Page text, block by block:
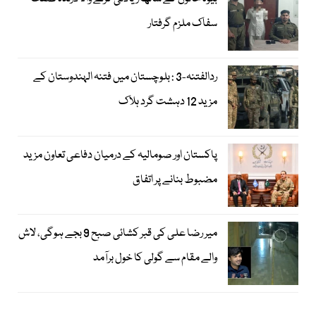
سفاک ملزم گرفتار
ردالفتنہ-3 : بلوچستان میں فتنہ الہندوستان کے
مزید 12 دہشت گرد ہلاک
پاکستان اور صومالیہ کے درمیان دفاعی تعاون مزید
مضبوط بنانے پر اتفاق
میر رضا علی کی قبر کشائی صبح 9 بجے ہوگی، لاش
والے مقام سے گولی کا خول برآمد